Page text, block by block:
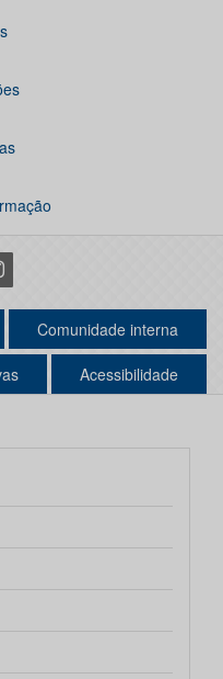
Comunidade interna
Acessibilidade